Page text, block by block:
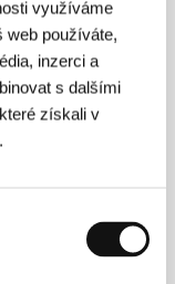
využíváme
web používáte,
inzerci a
s dalšími
získali v
od roku 1971
filozofii na
From Moscow